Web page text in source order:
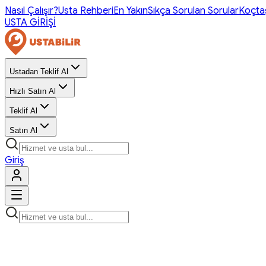
Nasıl Çalışır?Usta RehberiEn YakınSıkça Sorulan Sorular
USTA GİRİŞİ
Ustadan Teklif Al
Hızlı Satın Al
Teklif Al
Satın Al
Giriş